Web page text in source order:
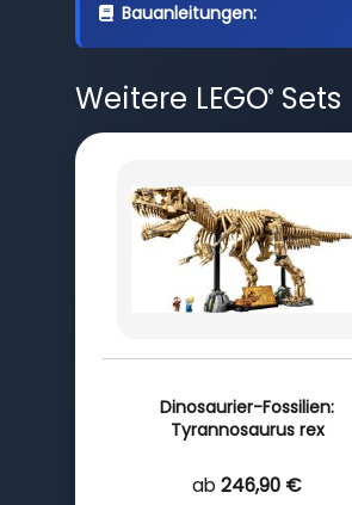
Bauanleitungen:
Weitere LEGO®Sets
Dinosaurier-Fossilien:
Tyrannosaurus rex
ab 246,90 €